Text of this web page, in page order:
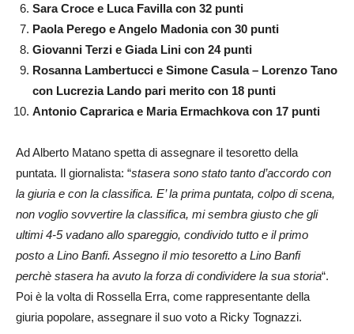
Sara Croce e Luca Favilla con 32 punti
Paola Perego e Angelo Madonia con 30 punti
Giovanni Terzi e Giada Lini con 24 punti
Rosanna Lambertucci e Simone Casula – Lorenzo Tano
con Lucrezia Lando pari merito con 18 punti
Antonio Caprarica e Maria Ermachkova con 17 punti
Ad Alberto Matano spetta di assegnare il tesoretto della
puntata. Il giornalista: “stasera sono stato tanto d’accordo con
la giuria e con la classifica. E’ la prima puntata, colpo di scena,
non voglio sovvertire la classifica, mi sembra giusto che gli
ultimi 4-5 vadano allo spareggio, condivido tutto e il primo
posto a Lino Banfi. Assegno il mio tesoretto a Lino Banfi
perchè stasera ha avuto la forza di condividere la sua storia“.
Poi è la volta di Rossella Erra, come rappresentante della
giuria popolare, assegnare il suo voto a Ricky Tognazzi.